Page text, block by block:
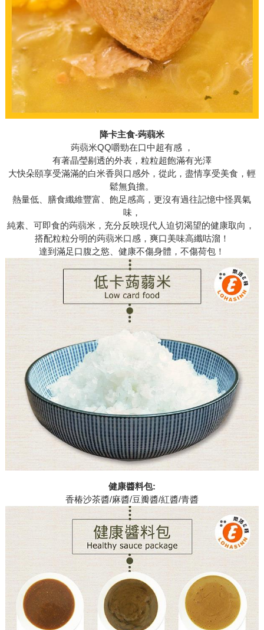
降卡主食-蒟蒻米
蒟蒻米QQ嚼勁在口中超有感 ，
有著晶瑩剔透的外表，粒粒超飽滿有光澤
大快朵頤享受滿滿的白米香與口感外，從此，盡情享受美食，輕
鬆無負擔。
熱量低、膳食纖維豐富、飽足感高，更沒有過往記憶中怪異氣
味，
純素、可即食的蒟蒻米，充分反映現代人迫切渴望的健康取向，
搭配粒粒分明的蒟蒻米口感，爽口美味高纖咕溜！
達到滿足口腹之慾、健康不傷身體，不傷荷包！
健康醬料包:
香椿沙茶醬/麻醬/豆瓣醬/紅醬/青醬